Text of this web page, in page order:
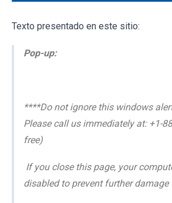
Texto presentado en este sitio:
Pop-up:
****Do not ignore this windows
Please call us immediately at: +1-
free)
If you close this page, your
disabled to prevent further damage